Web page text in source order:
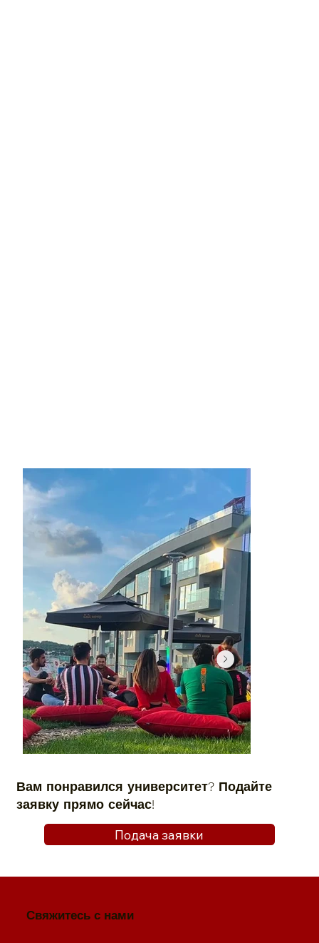
Подача заявки
Вам понравился университет? Подайте
заявку прямо сейчас!
Свяжитесь с нами